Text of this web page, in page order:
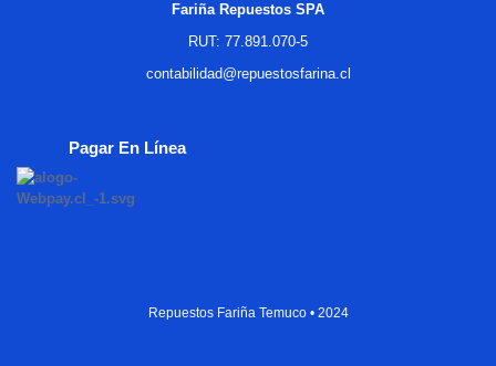
Fariña Repuestos SPA
RUT: 77.891.070-5
contabilidad@repuestosfarina.cl
Pagar En Línea
Repuestos Fariña Temuco • 2024